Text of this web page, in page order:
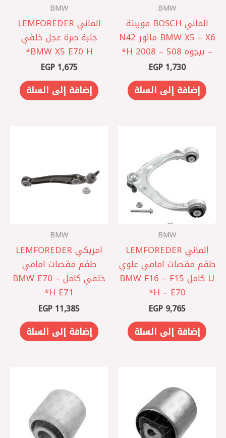
BMW
الماني BOSCH موبينة
BMW X5 – X6 ماتور N42
– بيجوه 508 – 2008 H*
EGP1,730
إضافة إلى السلة
BMW
الماني LEMFOREDER
جلبة صرة عجل خلفي
BMW X5 E70 H*
EGP1,675
إضافة إلى السلة
BMW
الماني LEMFOREDER
طقم مقصات امامي علوي
U كامل BMW F16 – F15
– E70 ‏H*
EGP9,765
إضافة إلى السلة
BMW
امريكي LEMFOREDER
طقم مقصات امامي
خلفي كامل BMW E70 –
E71 ‏H*
EGP 11,385
إضافة إلى السلة